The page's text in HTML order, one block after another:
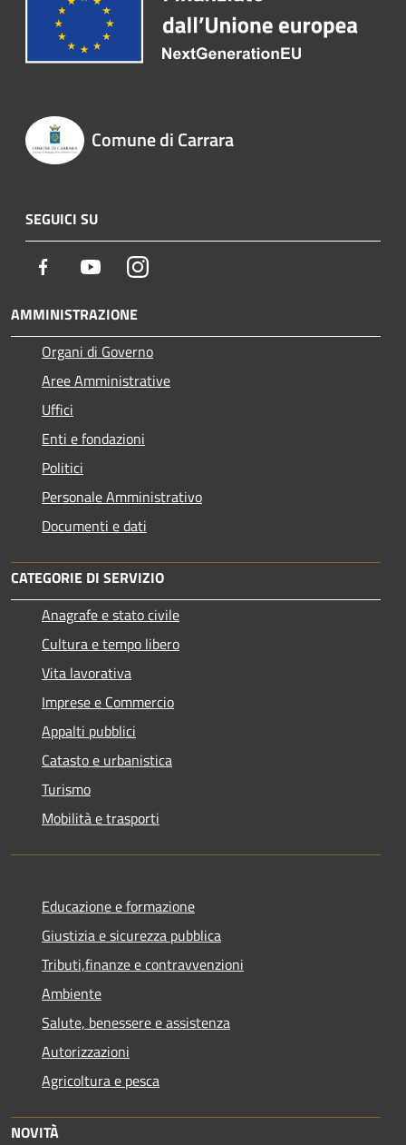
Comune di Carrara
SEGUICI SU
Facebook YoutubeInstagram
AMMINISTRAZIONE
Organi di Governo
Aree Amministrative
Uffici
Enti e fondazioni
Politici
Personale Amministrativo
Documenti e dati
CATEGORIE DI SERVIZIO
Anagrafe e stato civile
Cultura e tempo libero
Vita lavorativa
Imprese e Commercio
Appalti pubblici
Catasto e urbanistica
Turismo
Mobilità e trasporti
Educazione e formazione
Giustizia e sicurezza pubblica
Tributi,finanze e contravvenzioni
Ambiente
Salute, benessere e assistenza
Autorizzazioni
Agricoltura e pesca
NOVITÀ